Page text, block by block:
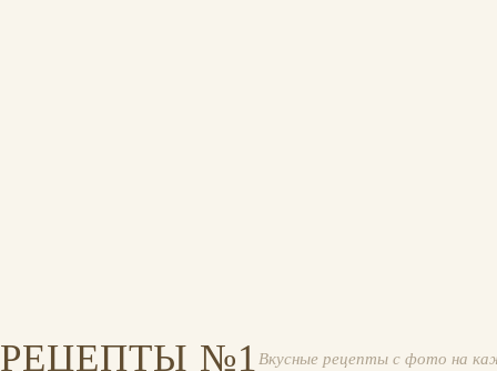
РЕЦЕПТЫ №1 Вкусные рецепты с фото на